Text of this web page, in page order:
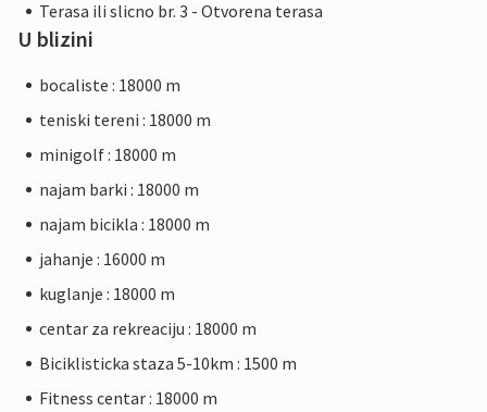
Terasa ili slicno br. 3 - Otvorena terasa
U blizini
bocaliste : 18000 m
teniski tereni : 18000 m
minigolf : 18000 m
najam barki : 18000 m
najam bicikla : 18000 m
jahanje : 16000 m
kuglanje : 18000 m
centar za rekreaciju : 18000 m
Biciklisticka staza 5-10km : 1500 m
Fitness centar : 18000 m